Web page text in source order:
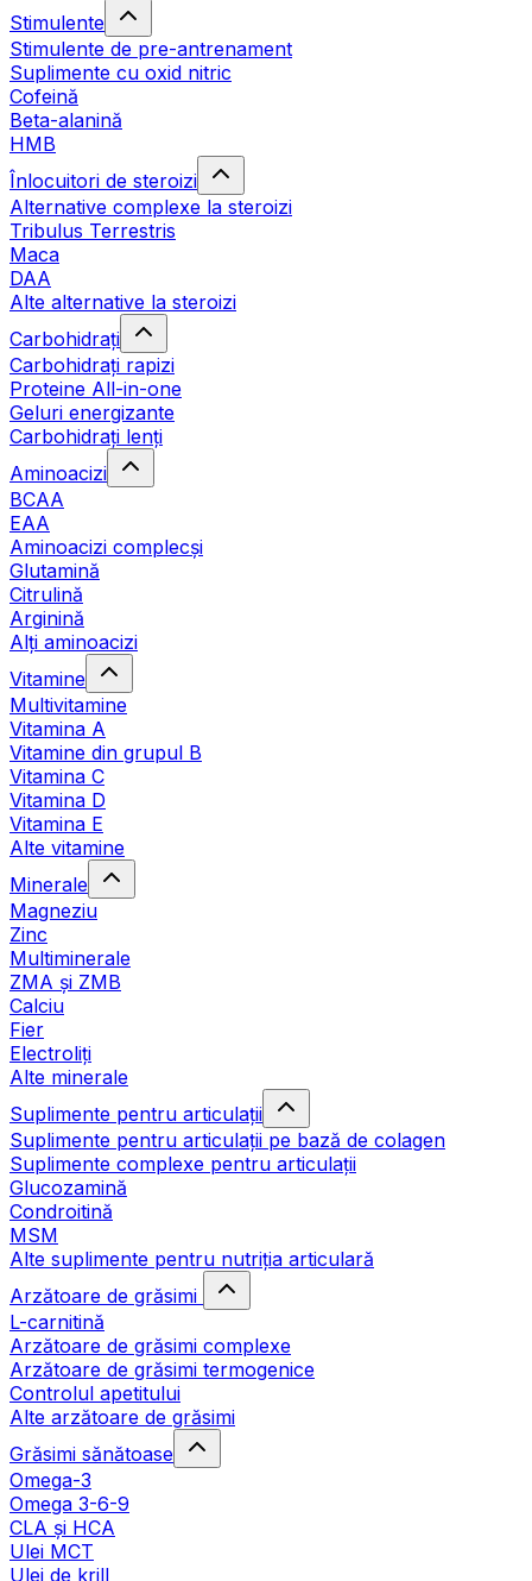
Stimulente
Stimulente de pre-antrenament
Suplimente cu oxid nitric
Cofeină
Beta-alanină
HMB
Înlocuitori de steroizi
Alternative complexe la steroizi
Tribulus Terrestris
Maca
DAA
Alte alternative la steroizi
Carbohidrați
Carbohidrați rapizi
Proteine All-in-one
Geluri energizante
Carbohidrați lenți
Aminoacizi
BCAA
EAA
Aminoacizi complecși
Glutamină
Citrulină
Arginină
Alți aminoacizi
Vitamine
Multivitamine
Vitamina A
Vitamine din grupul B
Vitamina C
Vitamina D
Vitamina E
Alte vitamine
Minerale
Magneziu
Zinc
Multiminerale
ZMA și ZMB
Calciu
Fier
Electroliți
Alte minerale
Suplimente pentru articulații
Suplimente pentru articulații pe bază de colagen
Suplimente complexe pentru articulații
Glucozamină
Condroitină
MSM
Alte suplimente pentru nutriția articulară
Arzătoare de grăsimi
L-carnitină
Arzătoare de grăsimi complexe
Arzătoare de grăsimi termogenice
Controlul apetitului
Alte arzătoare de grăsimi
Grăsimi sănătoase
Omega-3
Omega 3-6-9
CLA şi HCA
Ulei MCT
Ulei de krill